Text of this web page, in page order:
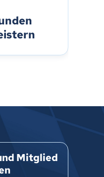
Mitglied